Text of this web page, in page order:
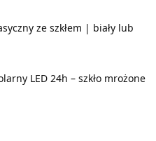
ze szkłem | biały lub
LED 24h – szkło mrożone